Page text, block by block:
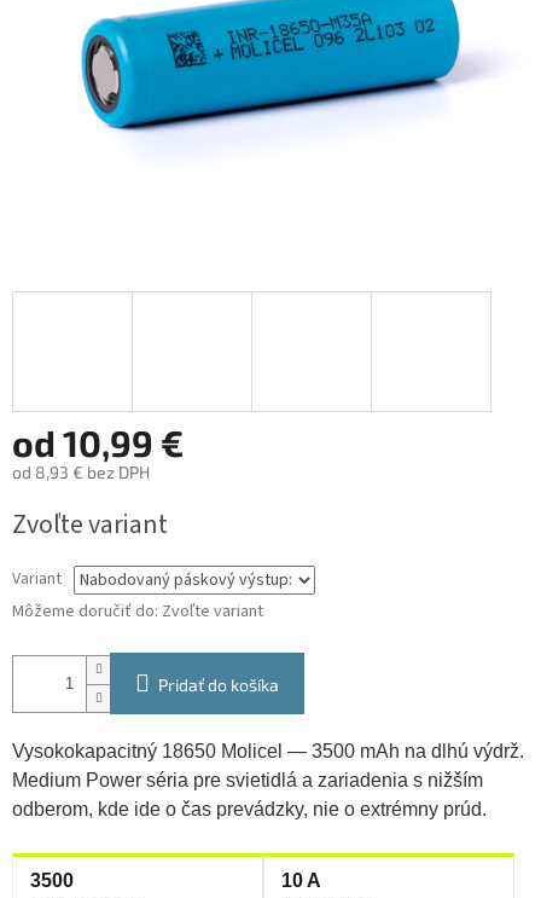
od 10,99 €
od 8,93 € bez DPH
cena:
Zvoľte variant
Variant
Môžeme doručiť do: Zvoľte variant
Pridať do košíka
Vysokokapacitný 18650 Molicel — 3500 mAh na dlhú výdrž.
Medium Power séria pre svietidlá a zariadenia s nižším
odberom, kde ide o čas prevádzky, nie o extrémny prúd.
3500
10 A